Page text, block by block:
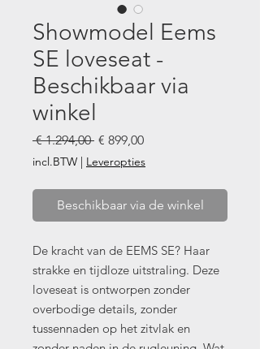
Showmodel Eems
SE loveseat -
Beschikbaar via
winkel
€ 1.294,00 Normale
€ 899,00Verkoopprijs
incl.BTW | Leveropties
Beschikbaar via de winkel
De kracht van de EEMS SE? Haar
strakke en tijdloze uitstraling. Deze
loveseat is ontworpen zonder
overbodige details, zonder
tussennaden op het zitvlak en